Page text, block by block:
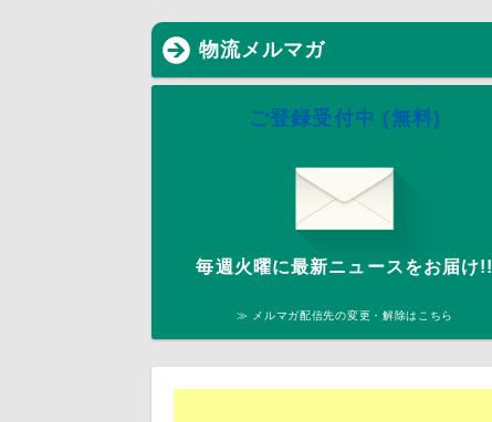
物流メルマガ
ご登録受付中 (無料)
毎週火曜に最新ニュースをお届け!!
≫ メルマガ配信先の変更・解除はこちら